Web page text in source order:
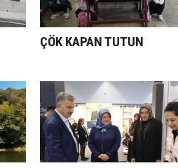
ÇÖK KAPAN TUTUN